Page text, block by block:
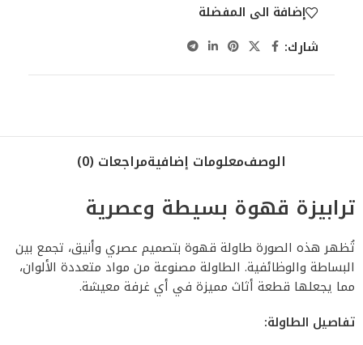
إضافة الى المفضلة
شارك:
الوصفمعلومات إضافيةمراجعات (0)
ترابيزة قهوة بسيطة وعصرية
تُظهر هذه الصورة طاولة قهوة بتصميم عصري وأنيق، تجمع بين
البساطة والوظائفية. الطاولة مصنوعة من مواد متعددة الألوان،
مما يجعلها قطعة أثاث مميزة في أي غرفة معيشة.
تفاصيل الطاولة: